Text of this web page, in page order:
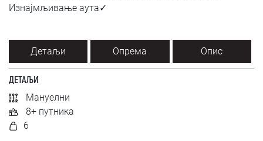
Контакт
SRPSKI
СРПСКИ
ENGLISH
Изнајмљивање аута✓
Детаљи Опрема Опис
ДЕТАЉИ
Мануелни
8+ путника
6